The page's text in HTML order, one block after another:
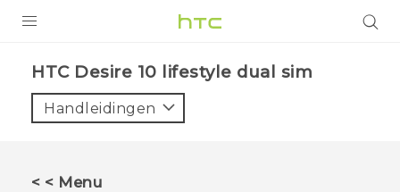
VIVE
HTC Desire 10 lifestyle dual sim‎
Handleidingen
< < Menu